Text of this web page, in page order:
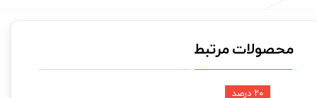
محصولات مرتبط
۲۰ درصد